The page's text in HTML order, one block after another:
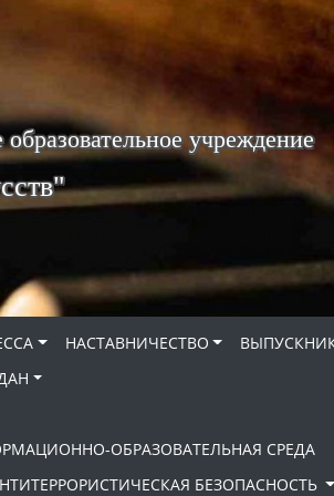
учреждение
НАСТАВНИЧЕСТВО
ОБРАЗОВАТЕЛЬНАЯ СРЕДА
БЕЗОПАСНОСТЬ